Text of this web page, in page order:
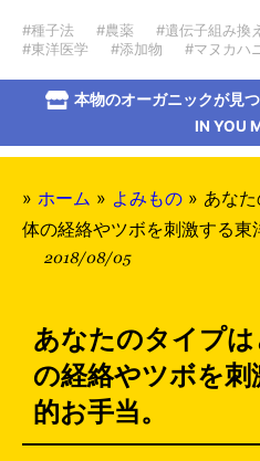
#種子法 #農薬 #遺伝子組み換え
#東洋医学
#添加物 #マヌカハ
本物のオーガニックが見
IN YOU
» ホーム » よみもの » あな
体の経絡やツボを刺激する東
2018/08/05
あなたのタイプ
の経絡やツボを刺
的お手当。